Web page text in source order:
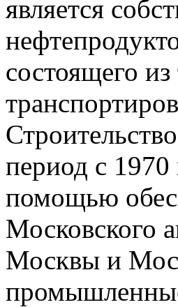
является
состоящего
период с 1970
помощью
Московского
Москвы и